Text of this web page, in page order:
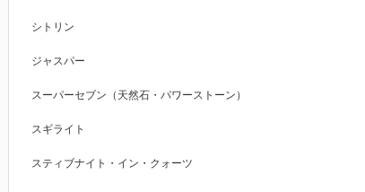
シトリン
ジャスパー
スーパーセブン（天然石・パワーストーン）
スギライト
スティブナイト・イン・クォーツ